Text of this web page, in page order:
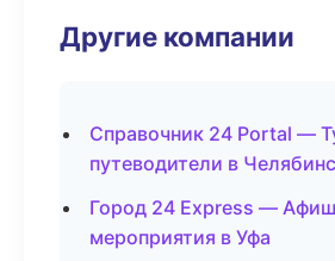
Другие компании
Справочник 24 Portal —
путеводители в
Город 24 Express —
мероприятия в Уфа